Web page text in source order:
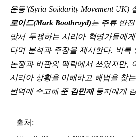
운동’(Syria Solidarity Movement UK)
로이드(Mark Boothroyd)는 주류 반
맞서 투쟁하는 시리아 혁명가들에
다며 분석과 주장을 제시한다. 비록
논쟁과 비판의 맥락에서 쓰였지만,
시리아 상황을 이해하고 해법을 찾
번역에 수고해 준 김민재 동지에게
출처 :